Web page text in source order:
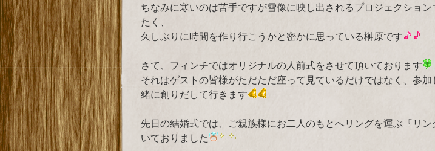
ちなみに寒いのは苦手ですが雪像に映し出されるプロジェクショ
たく、
久しぶりに時間を作り行こうかと密かに思っている榊原です
さて、フィンチではオリジナルの人前式をさせて頂いております
それはゲストの皆様がただただ座って見ているだけではなく、参
緒に創りだして行きます
先日の結婚式では、ご親族様にお二人のもとへリングを運ぶ『リ
いておりました